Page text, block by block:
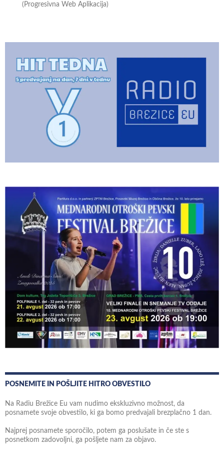
(Progresivna Web Aplikacija)
POSNEMITE IN POŠLJITE HITRO OBVESTILO
Na Radiu Brežice Eu vam nudimo ekskluzivno možnost, da
posnamete svoje obvestilo, ki ga bomo predvajali brezplačno 1 dan.
Najprej posnamete sporočilo, potem ga poslušate in če ste s
posnetkom zadovoljni, ga pošljete nam za objavo.